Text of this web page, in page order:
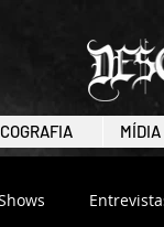
MÍDIA